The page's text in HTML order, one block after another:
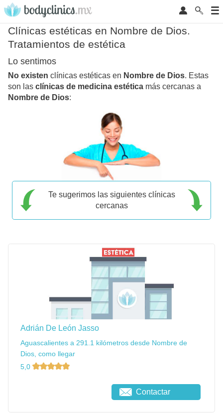
Clínicas estéticas en Nombre de Dios.
Tratamientos de estética
Lo sentimos
No existen clínicas estéticas en Nombre de Dios. Estas
son las clínicas de medicina estética más cercanas a
Nombre de Dios:
Te sugerimos las siguientes clínicas
cercanas
Adrián De León Jasso
Aguascalientes a 291.1 kilómetros desde Nombre de
Dios, como llegar
5,0
Contactar